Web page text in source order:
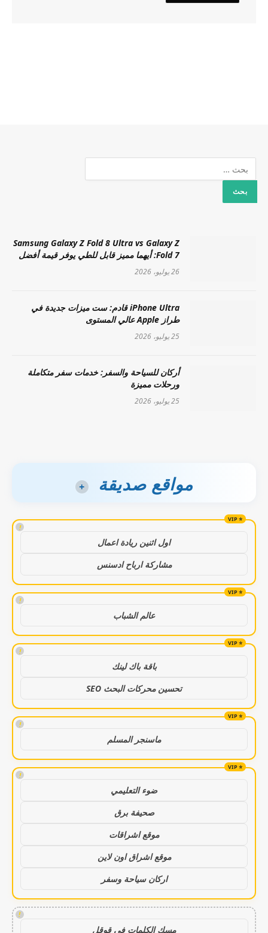
Samsung Galaxy Z Fold 8 Ultra vs Galaxy Z
Fold 7: أيهما مميز قابل للطي يوفر قيمة أفضل
26 يوليو، 2026
iPhone Ultra قادم: ست ميزات جديدة في
طراز Apple عالي المستوى
25 يوليو، 2026
أركان للسياحة والسفر: خدمات سفر متكاملة
ورحلات مميزة
25 يوليو، 2026
مواقع صديقة +
!
اول اثنين ريادة اعمال
مشاركة ارباح ادسنس
!
عالم الشباب
!
باقة باك لينك
تحسين محركات البحث SEO
!
ماسنجر المسلم
!
ضوء التعليمي
صحيفة برق
موقع اشراقات
موقع اشراق اون لاين
اركان سياحة وسفر
!
مسك الكلمات في قوقل